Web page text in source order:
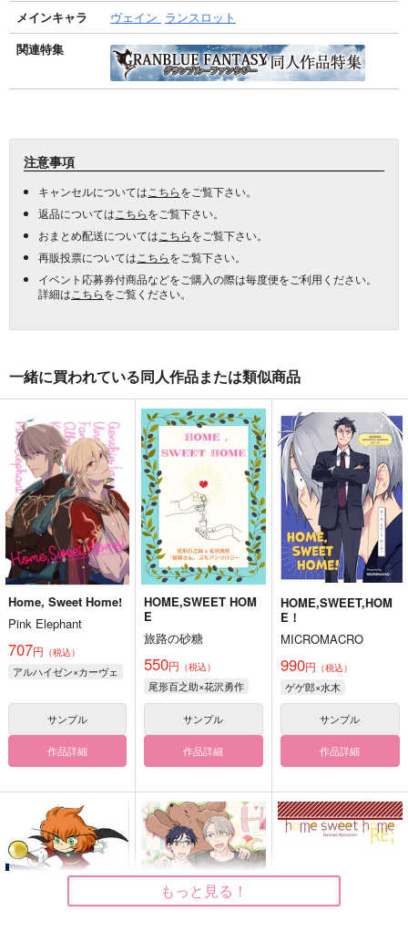
メインキャラ ヴェイン ランスロット
関連特集
注意事項
キャンセルについては こちらをご覧下さい。
返品については こちらをご覧下さい。
おまとめ配送については こちらをご覧下さい。
再販投票については こちらをご覧下さい。
イベント応募券付商品などをご購入の際は毎度便をご利用ください。
詳細は こちらをご覧ください。
一緒に買われている同人作品または類似商品
Home, Sweet Home!
Pink Elephant
707円 （税込）
アルハイゼン×カーヴェ
サンプル
作品詳細
HOME,SWEET HOM
E
旅路の砂糖
550円 （税込）
尾形百之助×花沢勇作
サンプル
作品詳細
HOME,SWEET,HOM
E！
MICROMACRO
990円 （税込）
ゲゲ郎×水木
サンプル
作品詳細
もっと見る！